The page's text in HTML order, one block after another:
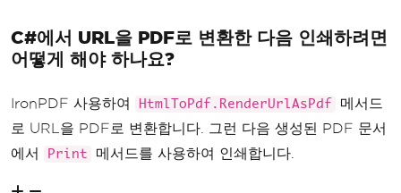
C#에서 URL을 PDF로 변환한 다음 인쇄하려면
어떻게 해야 하나요?
IronPDF 사용하여 HtmlToPdf.RenderUrlAsPdf
메서드
로 URL을 PDF로 변환합니다. 그런 다음 생성된 PDF 문서
에서
Print 메서드를 사용하여 인쇄합니다.